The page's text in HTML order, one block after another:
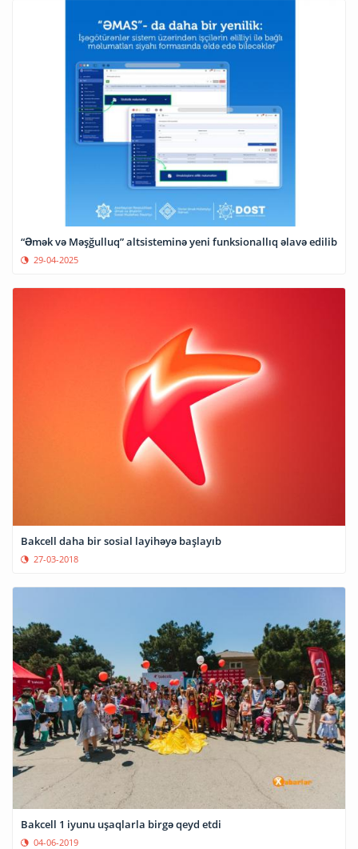
“Əmək və Məşğulluq” altsisteminə yeni funksionallıq əlavə edilib
29-04-2025
Bakcell daha bir sosial layihəyə başlayıb
27-03-2018
Bakcell 1 iyunu uşaqlarla birgə qeyd etdi
04-06-2019